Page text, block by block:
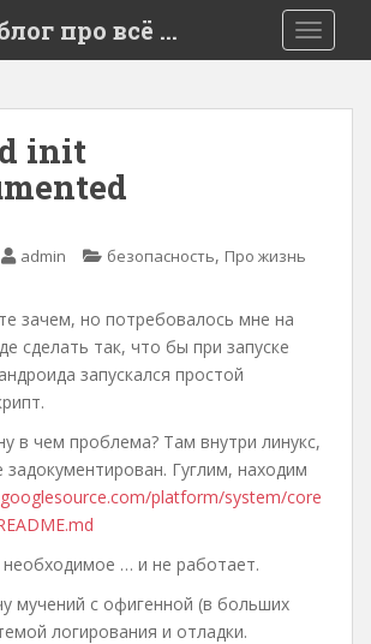
про всё …
init
admin безопасность, Про жизнь
зачем, но потребовалось мне на
сделать так, что бы при запуске
запускался простой
в чем проблема? Там внутри линукс,
Гуглим, находим
platform/system/core
… и не работает.
мучений с офигенной (в больших
логирования и отладки.